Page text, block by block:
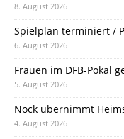
8. August 2026
Spielplan terminiert /
6. August 2026
Frauen im DFB-Pokal
5. August 2026
Nock übernimmt
4. August 2026